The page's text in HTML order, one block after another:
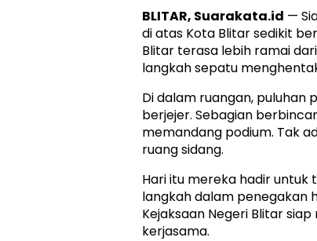
BLITAR, Suarakata.id —
di atas Kota Blitar sedikit
Blitar terasa lebih ramai
langkah sepatu
Di dalam ruangan, puluhan
berjejer. Sebagian
memandang podium. Tak
ruang sidang.
Hari itu mereka hadir untuk
langkah dalam penegakan
Kejaksaan Negeri Blitar
kerjasama.